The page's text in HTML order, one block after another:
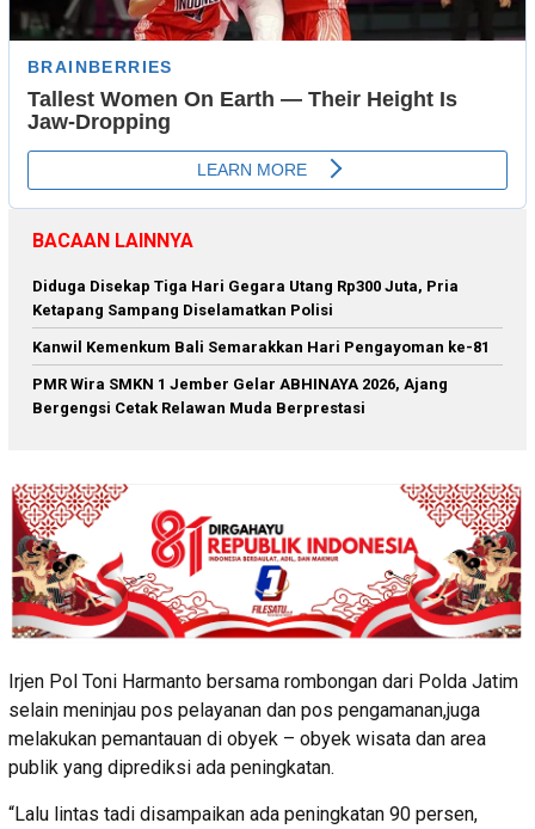
BACAAN LAINNYA
Diduga Disekap Tiga Hari Gegara Utang Rp300 Juta, Pria
Ketapang Sampang Diselamatkan Polisi
Kanwil Kemenkum Bali Semarakkan Hari Pengayoman ke-81
PMR Wira SMKN 1 Jember Gelar ABHINAYA 2026, Ajang
Bergengsi Cetak Relawan Muda Berprestasi
Irjen Pol Toni Harmanto bersama rombongan dari Polda Jatim
selain meninjau pos pelayanan dan pos pengamanan,juga
melakukan pemantauan di obyek – obyek wisata dan area
publik yang diprediksi ada peningkatan.
“Lalu lintas tadi disampaikan ada peningkatan 90 persen,